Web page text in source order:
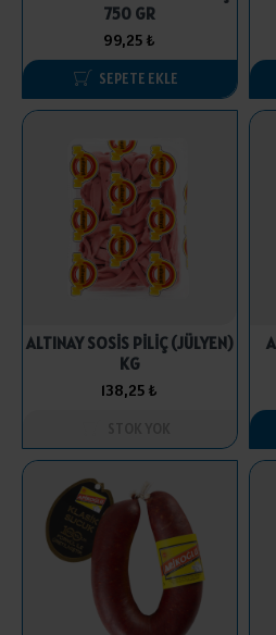
750 GR
99,25 ₺
SEPETE EKLE
ALTINAY SOSİS PİLİÇ (JÜLYEN)
KG
138,25 ₺